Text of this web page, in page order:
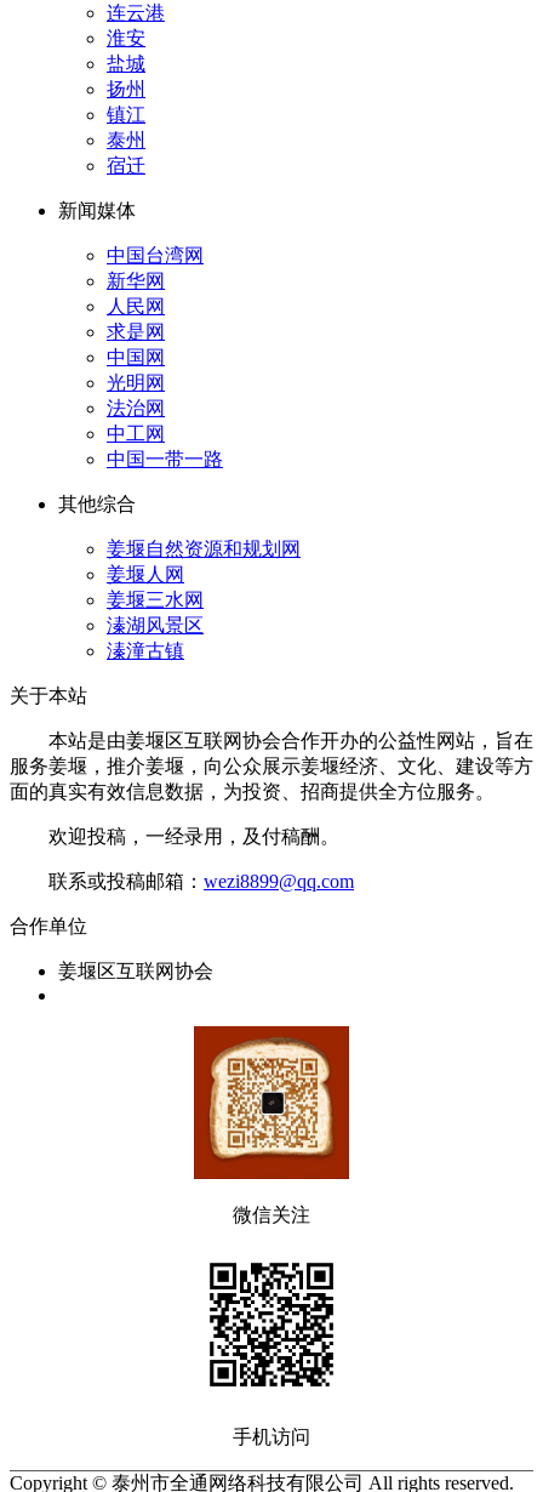
连云港
淮安
盐城
扬州
镇江
泰州
宿迁
新闻媒体
中国台湾网
新华网
人民网
求是网
中国网
光明网
法治网
中工网
中国一带一路
其他综合
姜堰自然资源和规划网
姜堰人网
姜堰三水网
溱湖风景区
溱潼古镇
关于本站
本站是由姜堰区互联网协会合作开办的公益性网站，旨在
服务姜堰，推介姜堰，向公众展示姜堰经济、文化、建设等方
面的真实有效信息数据，为投资、招商提供全方位服务。
欢迎投稿，一经录用，及付稿酬。
联系或投稿邮箱： wezi8899@qq.com
合作单位
姜堰区互联网协会
微信关注
手机访问
Copyright © 泰州市全通网络科技有限公司 All rights reserved.